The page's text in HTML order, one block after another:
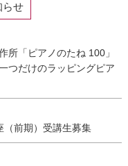
らせ
所「ピアノのたね 100」
つだけのラッピングピア
前期）受講生募集